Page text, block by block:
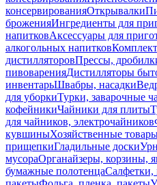
консервированияОткрывалки
броженияИнгредиенты для
напитковАксессуары для
алкогольных напитков
дистилляторовПрессы,
пивоваренияДистилляторы
инвентарьШвабры, насадки
для уборкиТурки, заварочные
кофейникиЧайники для плиты
для чайников, электрочайников
кувшиныХозяйственные
прищепкиГладильные доски
мусораОрганайзеры, корзины,
бумажные полотенцаСалфетки,